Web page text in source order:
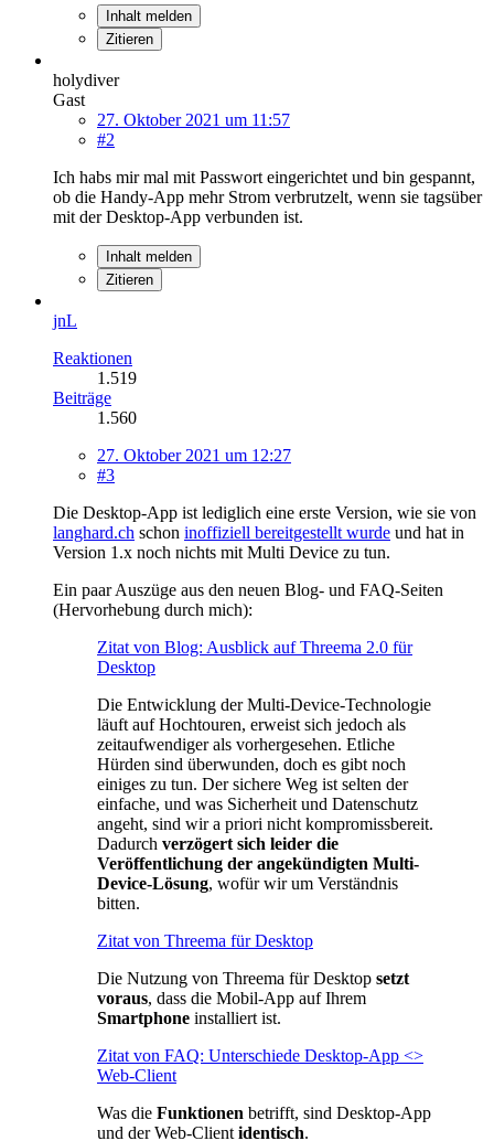
Inhalt melden
Zitieren
holydiver
Gast
27. Oktober 2021 um 11:57
#2
Ich habs mir mal mit Passwort eingerichtet und bin gespannt,
ob die Handy-App mehr Strom verbrutzelt, wenn sie tagsüber
mit der Desktop-App verbunden ist.
Inhalt melden
Zitieren
jnL
Reaktionen
1.519
Beiträge
1.560
27. Oktober 2021 um 12:27
#3
Die Desktop-App ist lediglich eine erste Version, wie sie von
langhard.ch schon inoffiziell bereitgestellt wurde und hat in
Version 1.x noch nichts mit Multi Device zu tun.
Ein paar Auszüge aus den neuen Blog- und FAQ-Seiten
(Hervorhebung durch mich):
Zitat von Blog: Ausblick auf Threema 2.0 für
Desktop
Die Entwicklung der Multi-Device-Technologie
läuft auf Hochtouren, erweist sich jedoch als
zeitaufwendiger als vorhergesehen. Etliche
Hürden sind überwunden, doch es gibt noch
einiges zu tun. Der sichere Weg ist selten der
einfache, und was Sicherheit und Datenschutz
angeht, sind wir a priori nicht kompromissbereit.
Dadurch verzögert sich leider die
Veröffentlichung der angekündigten Multi-
Device-Lösung, wofür wir um Verständnis
bitten.
Zitat von Threema für Desktop
Die Nutzung von Threema für Desktop setzt
voraus, dass die Mobil-App auf Ihrem
Smartphone installiert ist.
Zitat von FAQ: Unterschiede Desktop-App <>
Web-Client
Was die Funktionen betrifft, sind Desktop-App
und der Web-Client identisch.